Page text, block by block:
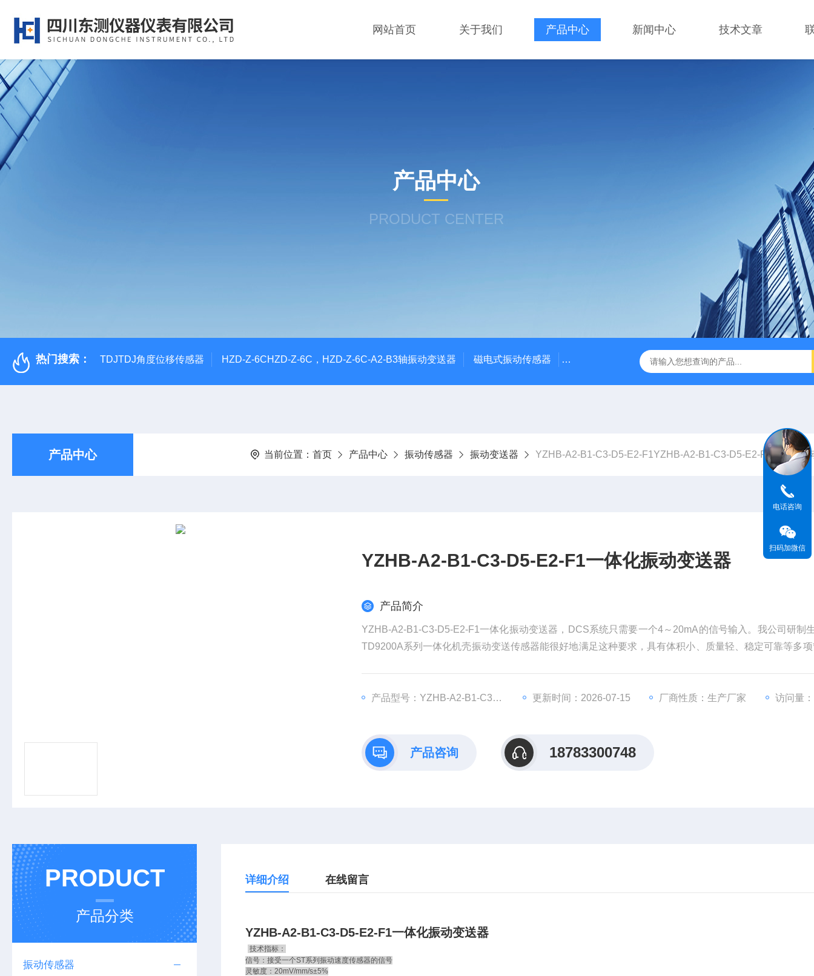
网站首页 关于我们 产品中心 新闻中心 技术文章
产品中心
PRODUCT CENTER
热门搜索： TDJTDJ角度位移传感器 HZD-Z-6CHZD-Z-6C，HZD-Z-6C-A2-B3轴振动变送器 磁电式振动传感器 NE3100电涡流位移传感器 三轴振动传感器 加速度
产品中心 当前位置： 首页 产品中心 振动传感器 振动变送器 YZHB-A2-B1-C3-D5-E2-F1YZHB-A2-B1-C3-D5-E2-F1一体化振动变
YZHB-A2-B1-C3-D5-E2-F1一体化振动变送器
产品简介
YZHB-A2-B1-C3-D5-E2-F1一体化振动变送器，DCS系统只需要一个4～20mA的信号输入。我公司研制
TD9200A系列一体化机壳振动变送传感器能很好地满足这种要求，具有体积小、质量轻、稳定可靠等多
产品型号：YZHB-A2-B1-C3-D5-E2-F1 更新时间：2026-07-15 厂商性质：生产厂家 访问量
产品咨询 18783300748
PRODUCT
产品分类
振动传感器
详细介绍 在线留言
YZHB-A2-B1-C3-D5-E2-F1一体化振动变送器
技术指标：
信号：接受一个ST系列振动速度传感器的信号
灵敏度：20mV/mm/s±5%
电话咨询
扫码加微信